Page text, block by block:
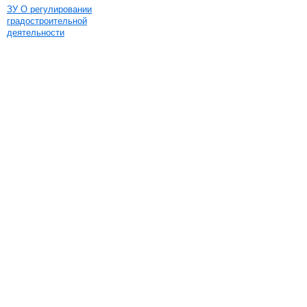
ЗУ О регулировании
градостроительной
деятельности